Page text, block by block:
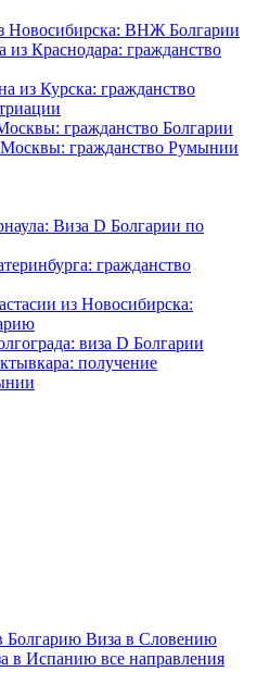
Новосибирска: ВНЖ Болгарии
из Краснодара: гражданство
из Курска: гражданство
гражданство Болгарии
гражданство Румынии
Виза D Болгарии по
гражданство
из Новосибирска:
виза D Болгарии
получение
Болгарию Виза в Словению
в Испанию все направления